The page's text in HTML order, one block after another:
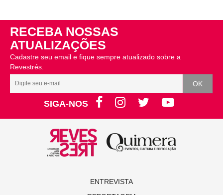
RECEBA NOSSAS
ATUALIZAÇÕES
Cadastre seu email e fique sempre atualizado sobre a
Revestrés.
SIGA-NOS
ENTREVISTA